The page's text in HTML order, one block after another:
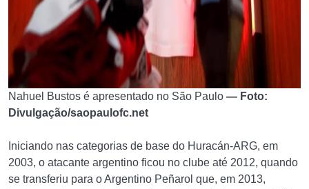
Nahuel Bustos é apresentado no São Paulo — Foto:
Divulgação/saopaulofc.net
Iniciando nas categorias de base do Huracán-ARG, em
2003, o atacante argentino ficou no clube até 2012, quando
se transferiu para o Argentino Peñarol que, em 2013,